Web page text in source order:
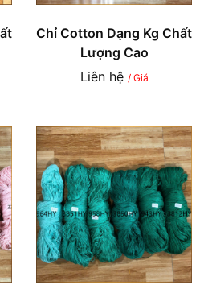
Chỉ Cotton Dạng Kg Chất
Lượng Cao
Liên hệ / Giá